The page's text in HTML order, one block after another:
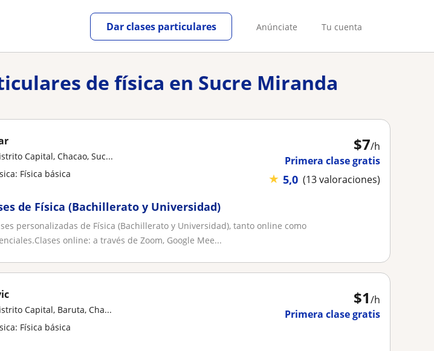
Anúnciate Tu cuenta
Dar clases particulares
de física en Sucre Miranda
$7/h
Primera clase gratis
★ 5,0 (13 valoraciones)
Capital, Chacao, Suc...
Física básica
de Física (Bachillerato y Universidad)
personalizadas de Física (Bachillerato y Universidad), tanto online como
online: a través de Zoom, Google Mee...
$1/h
Primera clase gratis
Capital, Baruta, Cha...
Física básica